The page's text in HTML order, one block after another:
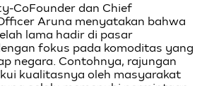
CoFounder dan Chief
Aruna menyatakan bahwa
lama hadir di pasar
fokus pada komoditas yang
negara. Contohnya, rajungan
kualitasnya oleh masyarakat